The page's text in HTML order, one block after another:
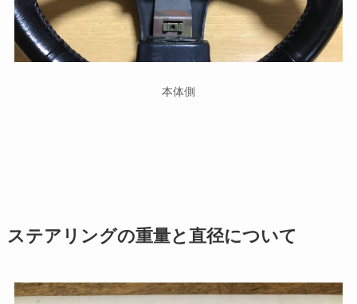
本体側
ステアリングの重量と直径について